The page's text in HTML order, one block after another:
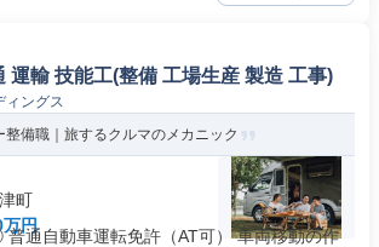
運輸 技能工(整備 工場生産 製造 工事)
ィングス
整備職｜旅するクルマのメカニック
町
万円
通自動車運転免許（AT可） 車両移動の作